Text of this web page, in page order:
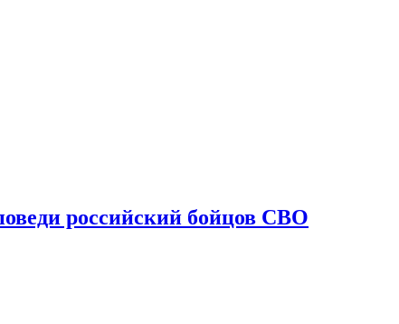
российский бойцов СВО